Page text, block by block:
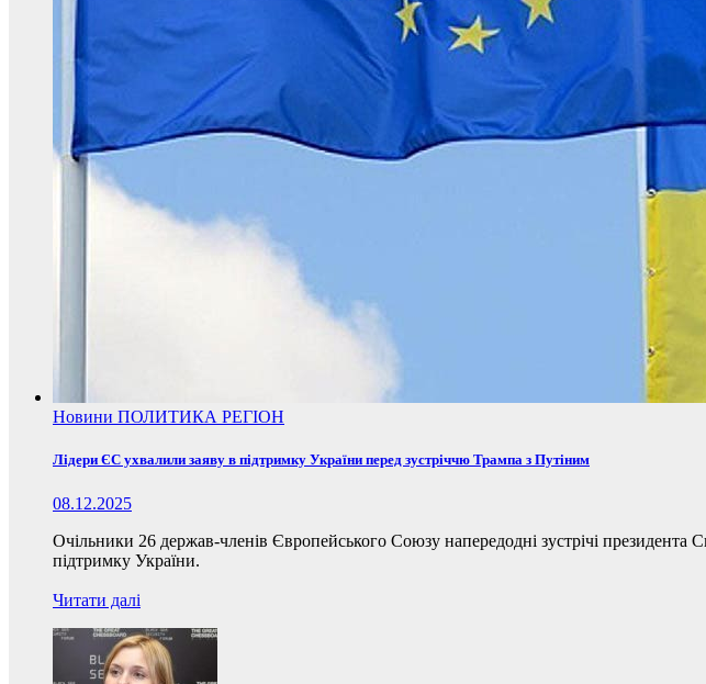
Новини ПОЛИТИКА РЕГІОН
Лідери ЄС ухвалили заяву в підтримку України перед зустріччю Трампа з Путіним
08.12.2025
Очільники 26 держав-членів Європейського Союзу напередодні зустрічі
підтримку України.
Читати далі